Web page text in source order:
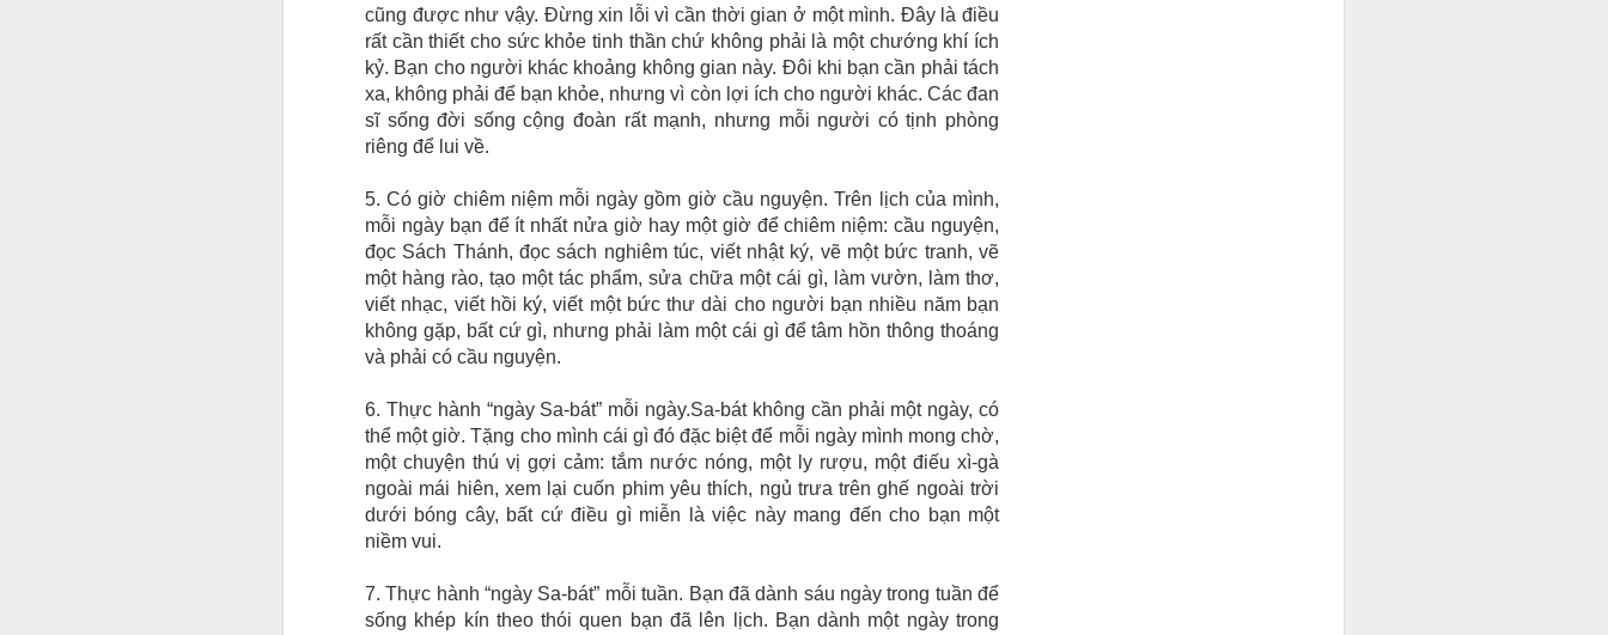
cũng được như vậy. Đừng xin lỗi vì cần thời gian ở một mình. Đây là điều
rất cần thiết cho sức khỏe tinh thần chứ không phải là một chướng khí ích
kỷ. Bạn cho người khác khoảng không gian này. Đôi khi bạn cần phải tách
xa, không phải để bạn khỏe, nhưng vì còn lợi ích cho người khác. Các đan
sĩ sống đời sống cộng đoàn rất mạnh, nhưng mỗi người có tịnh phòng
riêng để lui về.
5. Có giờ chiêm niệm mỗi ngày gồm giờ cầu nguyện. Trên lịch của mình,
mỗi ngày bạn để ít nhất nửa giờ hay một giờ để chiêm niệm: cầu nguyện,
đọc Sách Thánh, đọc sách nghiêm túc, viết nhật ký, vẽ một bức tranh, vẽ
một hàng rào, tạo một tác phẩm, sửa chữa một cái gì, làm vườn, làm thơ,
viết nhạc, viết hồi ký, viết một bức thư dài cho người bạn nhiều năm bạn
không gặp, bất cứ gì, nhưng phải làm một cái gì để tâm hồn thông thoáng
và phải có cầu nguyện.
6. Thực hành “ngày Sa-bát” mỗi ngày.Sa-bát không cần phải một ngày, có
thể một giờ. Tặng cho mình cái gì đó đặc biệt để mỗi ngày mình mong chờ,
một chuyện thú vị gợi cảm: tắm nước nóng, một ly rượu, một điếu xì-gà
ngoài mái hiên, xem lại cuốn phim yêu thích, ngủ trưa trên ghế ngoài trời
dưới bóng cây, bất cứ điều gì miễn là việc này mang đến cho bạn một
niềm vui.
7. Thực hành “ngày Sa-bát” mỗi tuần. Bạn đã dành sáu ngày trong tuần để
sống khép kín theo thói quen bạn đã lên lịch. Bạn dành một ngày trong